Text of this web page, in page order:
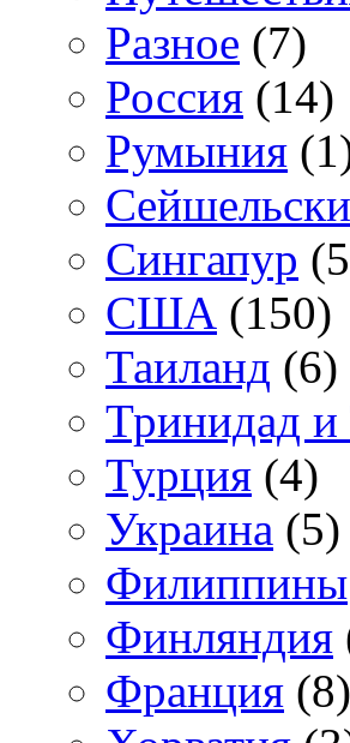
Разное (7)
Россия (14)
Румыния
Сингапур
США (150)
Таиланд (6)
Тринидад и
Турция (4)
Украина (5)
Филиппины
Финляндия
Франция (8)